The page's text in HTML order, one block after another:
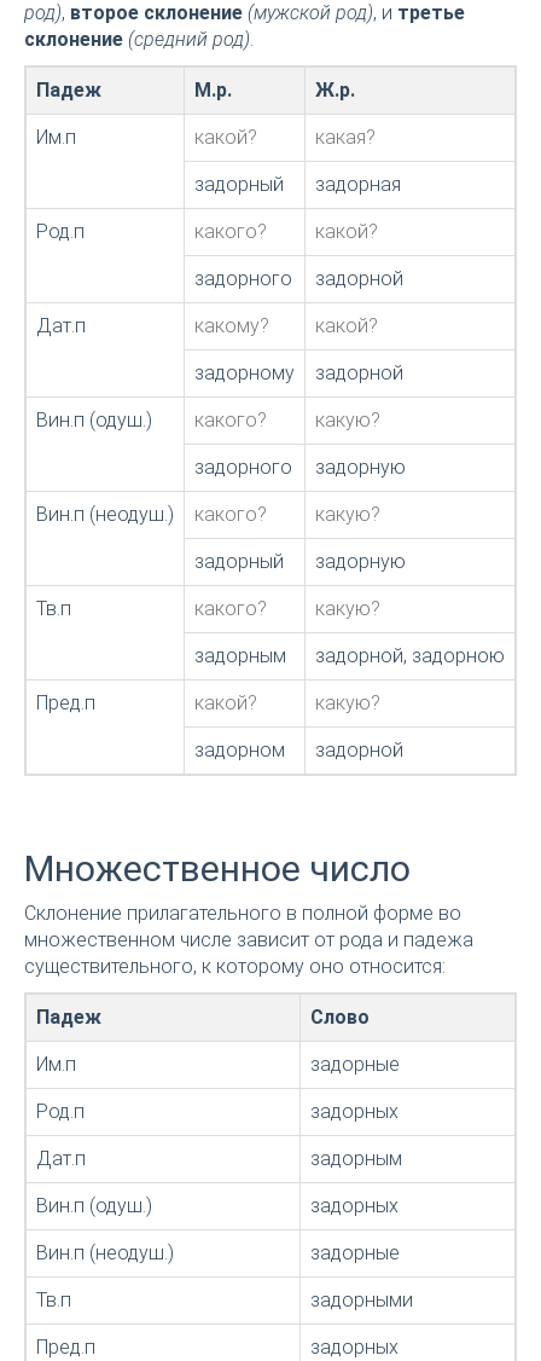
род), второе склонение (мужской род), и третье
склонение (средний род).
Падеж М.р. Ж.р.
Им.п какой? какая?
задорный задорная
Род.п какого? какой?
задорного задорной
Дат.п какому? какой?
задорному задорной
Вин.п (одуш.) какого? какую?
задорного задорную
Вин.п (неодуш.) какого? какую?
задорный задорную
Тв.п какого? какую?
задорным задорной, задорною
Пред.п какой? какую?
задорном задорной
Множественное число
Склонение прилагательного в полной форме во
множественном числе зависит от рода и падежа
существительного, к которому оно относится:
Падеж Слово
Им.п задорные
Род.п задорных
Дат.п задорным
Вин.п (одуш.) задорных
Вин.п (неодуш.) задорные
Тв.п задорными
Пред.п задорных